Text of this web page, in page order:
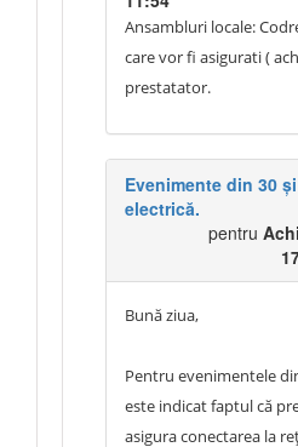
Vă rugăm să ne
colective sunt
program artistic se
etc.).
Vă mulțumim anticipat.
Ansambluri locale:
care vor fi asigurati (
prestatator.
Evenimente din 30
electrică.
pentru
Bună ziua,
Pentru evenimentele
este indicat faptul că
asigura conectarea la